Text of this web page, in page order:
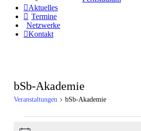
Aktuelles
Termine
Netzwerke
Kontakt
bSb-Akademie
Veranstaltungen bSb-Akademie